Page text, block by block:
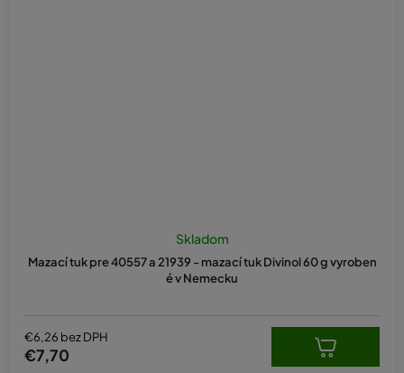
Mazací tuk pre 40557 a 21939 - mazací tuk Divinol 60 g vyroben
é v Nemecku
Skladom
€6,26 bez DPH
€7,70